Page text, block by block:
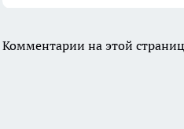
Комментарии на этой